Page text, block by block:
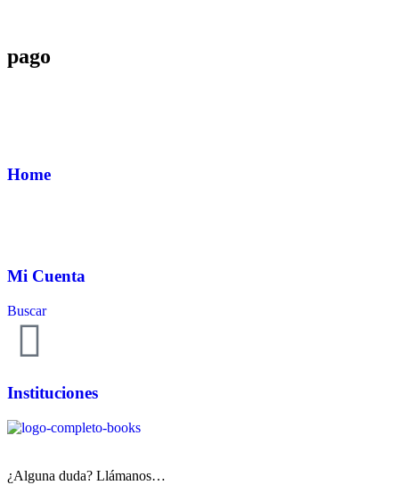
pago
Home
Mi Cuenta
Buscar
Instituciones
¿Alguna duda? Llámanos…